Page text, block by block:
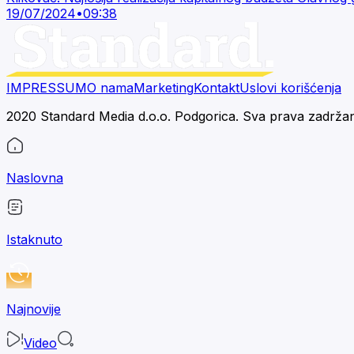
19/07/2024•09:38
IMPRESSUMO namaMarketingKontaktUslovi korišćenja
2020 Standard Media d.o.o. Podgorica. Sva prava
Naslovna
Istaknuto
Najnovije
Video